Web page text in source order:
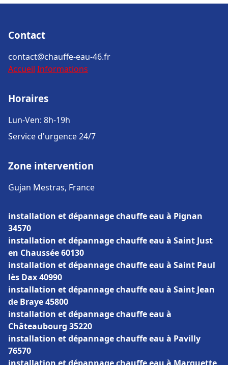
Contact
contact@chauffe-eau-46.fr
Accueil Informations
Horaires
Lun-Ven: 8h-19h
Service d'urgence 24/7
Zone intervention
Gujan Mestras, France
installation et dépannage chauffe eau à Pignan
34570
installation et dépannage chauffe eau à Saint Just
en Chaussée 60130
installation et dépannage chauffe eau à Saint Paul
lès Dax 40990
installation et dépannage chauffe eau à Saint Jean
de Braye 45800
installation et dépannage chauffe eau à
Châteaubourg 35220
installation et dépannage chauffe eau à Pavilly
76570